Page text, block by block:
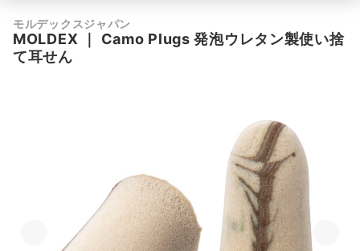
モルデックスジャパン
MOLDEX
Camo Plugs 発泡ウレタン製使い捨
て耳せん